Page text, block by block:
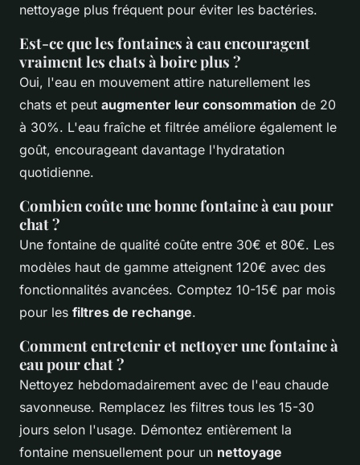
nettoyage plus fréquent pour éviter les bactéries.
Est-ce que les fontaines à eau encouragent
vraiment les chats à boire plus ?
Oui, l'eau en mouvement attire naturellement les
chats et peut augmenter leur consommation de 20
à 30%. L'eau fraîche et filtrée améliore également le
goût, encourageant davantage l'hydratation
quotidienne.
Combien coûte une bonne fontaine à eau pour
chat ?
Une fontaine de qualité coûte entre 30€ et 80€. Les
modèles haut de gamme atteignent 120€ avec des
fonctionnalités avancées. Comptez 10-15€ par mois
pour les filtres de rechange.
Comment entretenir et nettoyer une fontaine à
eau pour chat ?
Nettoyez hebdomadairement avec de l'eau chaude
savonneuse. Remplacez les filtres tous les 15-30
jours selon l'usage. Démontez entièrement la
fontaine mensuellement pour un nettoyage